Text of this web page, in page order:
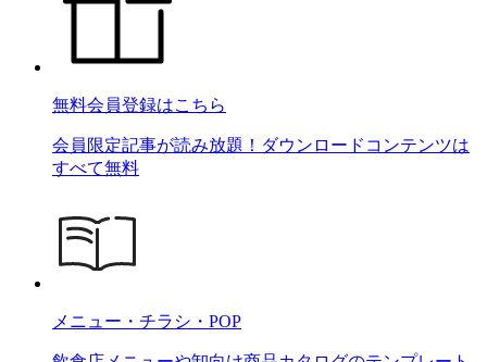
無料会員登録はこちら
会員限定記事が読み放題！ダウンロードコンテンツは
すべて無料
メニュー・チラシ・POP